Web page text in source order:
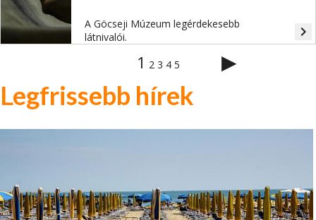
A Göcseji Múzeum legérdekesebb
látnivalói.
navigate_next
1 2 3 4 5 ▶
Legfrissebb hírek